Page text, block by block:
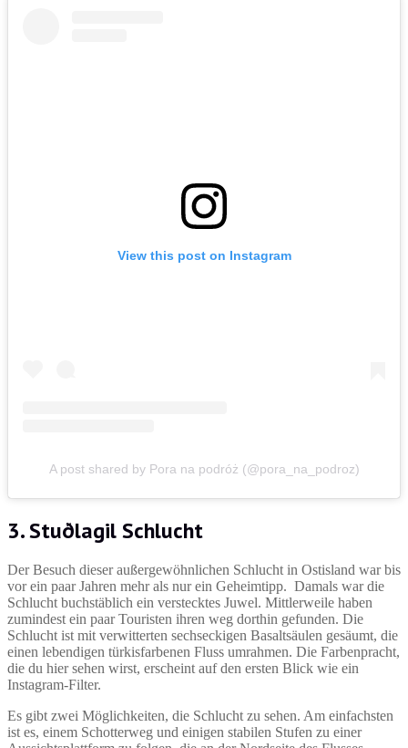
View this post on Instagram
A post shared by Pora na podróż (@pora_na_podroz)
3. Stuðlagil Schlucht
Der Besuch dieser außergewöhnlichen Schlucht in Ostisland war bis
vor ein paar Jahren mehr als nur ein Geheimtipp. Damals war die
Schlucht buchstäblich ein verstecktes Juwel. Mittlerweile haben
zumindest ein paar Touristen ihren weg dorthin gefunden. Die
Schlucht ist mit verwitterten sechseckigen Basaltsäulen gesäumt, die
einen lebendigen türkisfarbenen Fluss umrahmen. Die Farbenpracht,
die du hier sehen wirst, erscheint auf den ersten Blick wie ein
Instagram-Filter.
Es gibt zwei Möglichkeiten, die Schlucht zu sehen. Am einfachsten
ist es, einem Schotterweg und einigen stabilen Stufen zu einer